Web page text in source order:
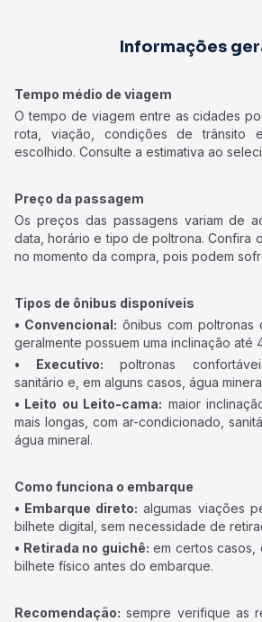
Informações
Tempo médio de viagem
O tempo de viagem entre as cidades
rota, viação, condições de
escolhido. Consulte a estimativa ao
Preço da passagem
Os preços das passagens variam de
data, horário e tipo de poltrona. Confira
no momento da compra, pois podem
Tipos de ônibus disponíveis
• Convencional: ônibus com poltronas
geralmente possuem uma inclinação até
• Executivo: poltronas
sanitário e, em alguns casos, água
• Leito ou Leito-cama: maior
mais longas, com ar-condicionado,
água mineral.
Como funciona o embarque
• Embarque direto: algumas viações
bilhete digital, sem necessidade de
• Retirada no guichê: em certos casos,
bilhete físico antes do embarque.
Recomendação: sempre verifique as